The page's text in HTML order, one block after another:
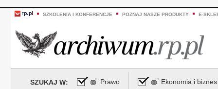
SZKOLENIA I KONFERENCJE POZNAJ NASZE PRODUKTY E-
SZUKAJ W: Prawo Ekonomia i biznes